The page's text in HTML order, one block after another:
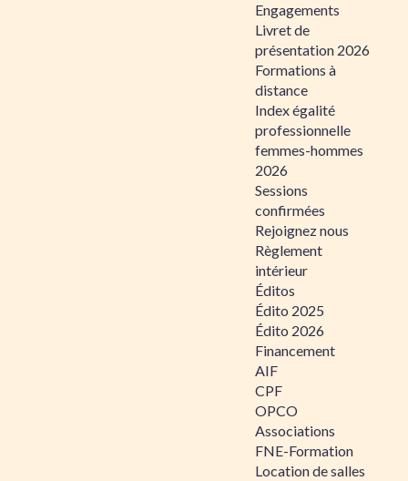
Engagements
Livret de
présentation 2026
Formations à
distance
Index égalité
professionnelle
femmes-hommes
2026
Sessions
confirmées
Rejoignez nous
Règlement
intérieur
Éditos
Édito 2025
Édito 2026
Financement
AIF
CPF
OPCO
Associations
FNE-Formation
Location de salles